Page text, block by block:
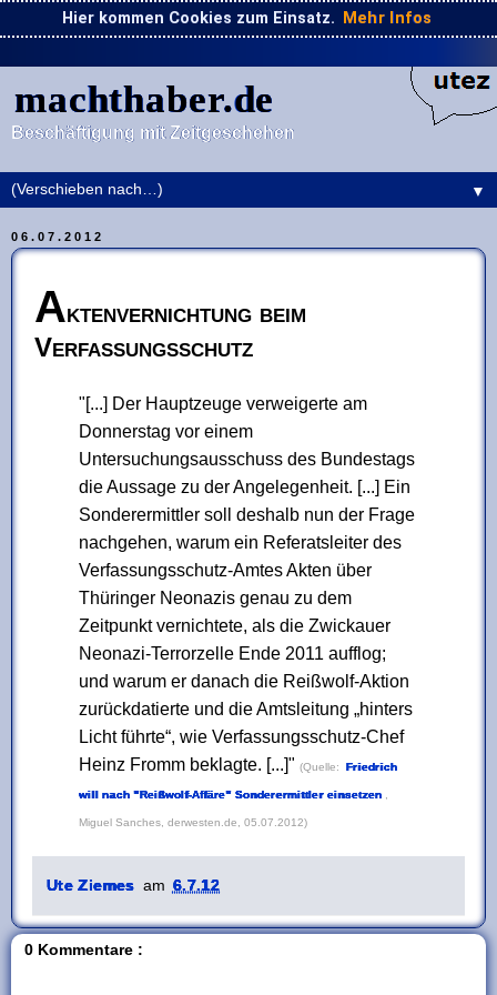
Hier kommen Cookies zum Einsatz. Mehr Infos
machthaber.de
Beschäftigung mit Zeitgeschehen
▼
06.07.2012
Aktenvernichtung beim
Verfassungsschutz
[...] Der Hauptzeuge verweigerte am
Donnerstag vor einem
Untersuchungsausschuss des Bundestags
die Aussage zu der Angelegenheit. [...] Ein
Sonderermittler soll deshalb nun der Frage
nachgehen, warum ein Referatsleiter des
Verfassungsschutz-Amtes Akten über
Thüringer Neonazis genau zu dem
Zeitpunkt vernichtete, als die Zwickauer
Neonazi-Terrorzelle Ende 2011 aufflog;
und warum er danach die Reißwolf-Aktion
zurückdatierte und die Amtsleitung „hinters
Licht führte“, wie Verfassungsschutz-Chef
Heinz Fromm beklagte. [...]
(Quelle: Friedrich
will nach "Reißwolf-Affäre" Sonderermittler einsetzen
Miguel Sanches, derwesten.de, 05.07.2012)
Ute Ziemes am 6.7.12
0 Kommentare :